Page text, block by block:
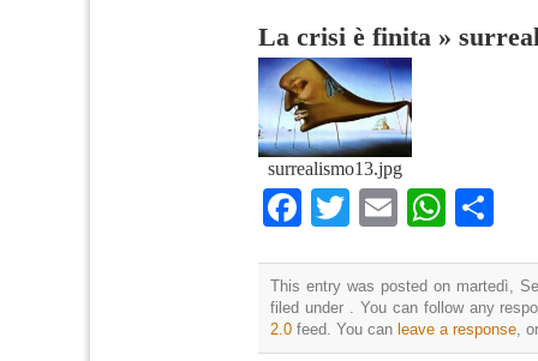
La crisi è finita »
surrealismo13.jpg
Facebook
TwitterEmail
This entry was posted on martedì,
filed under . You can follow any
2.0 feed. You can leave a response ,